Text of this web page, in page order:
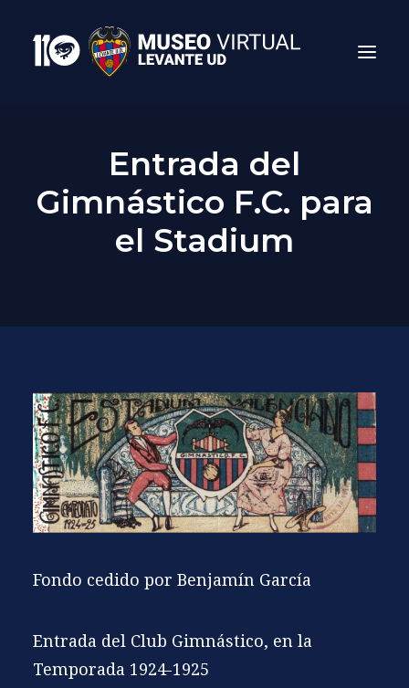
Search
Entrada del
Gimnástico F.C. para
el Stadium
Fondo cedido por Benjamín García
Entrada del Club Gimnástico, en la
Temporada 1924-1925